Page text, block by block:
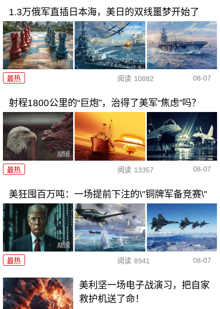
1.3万俄军直插日本海，美日的双线噩梦开始了
最热 阅读 10882 08-07
射程1800公里的“巨炮”，治得了美军“焦虑”吗？
最热 阅读 13357 08-07
美狂囤百万吨：一场提前下注的\"铜牌军备竞赛\"
最热 阅读 8941 08-07
美利坚一场电子战演习，把自家
救护机送了命！